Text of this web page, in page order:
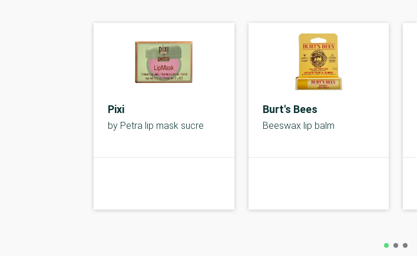
Pixi
by Petra lip mask sucre
Burt's Bees
Beeswax lip balm